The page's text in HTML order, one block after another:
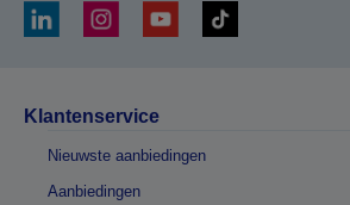
Klantenservice
Nieuwste aanbiedingen
Aanbiedingen